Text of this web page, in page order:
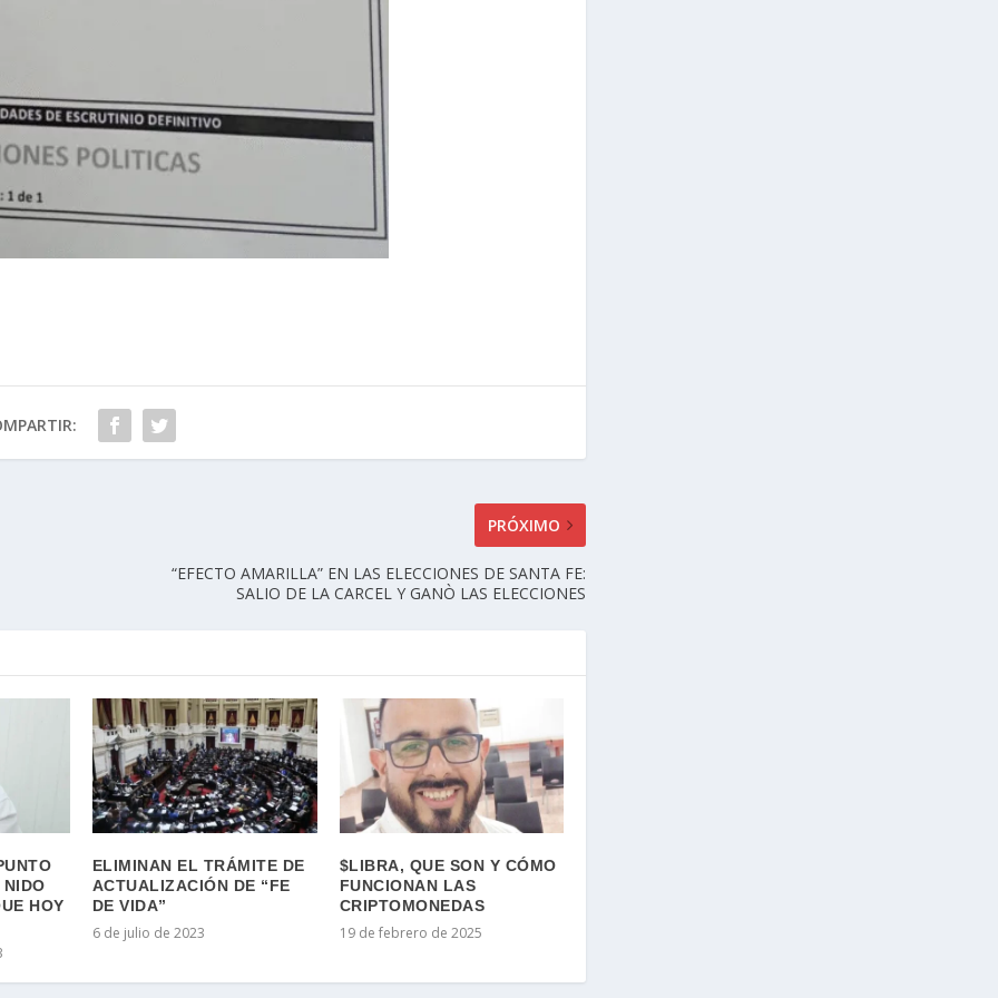
PRÓXIMO
“EFECTO AMARILLA” EN LAS ELECCIONES DE SANTA FE:
SALIO DE LA CARCEL Y GANÒ LAS ELECCIONES
HOY
ELIMINAN EL TRÁMITE DE
ACTUALIZACIÓN DE “FE
DE VIDA”
6 de julio de 2023
$LIBRA, QUE SON Y CÓMO
FUNCIONAN LAS
CRIPTOMONEDAS
19 de febrero de 2025